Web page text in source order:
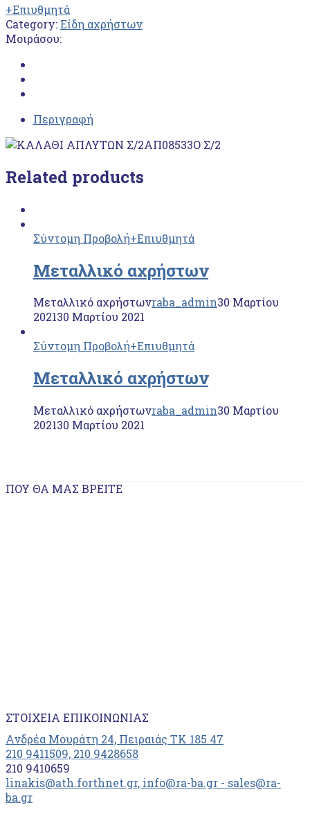
+Επιυθμητά
Category:Είδη αχρήστων
Μοιράσου:
Περιγραφή
ΑΠ08533Ο Σ/2
Related products
Σύντομη Προβολή+Επιυθμητά
Μεταλλικό αχρήστων
Μεταλλικό αχρήστωνraba_admin30 Μαρτίου
202130 Μαρτίου 2021
Σύντομη Προβολή+Επιυθμητά
Μεταλλικό αχρήστων
Μεταλλικό αχρήστωνraba_admin30 Μαρτίου
202130 Μαρτίου 2021
ΠΟΥ ΘΑ ΜΑΣ ΒΡΕΊΤΕ
ΣΤΟΙΧΕΊΑ ΕΠΙΚΟΙΝΩΝΊΑΣ
Ανδρέα Μουράτη 24, Πειραιάς ΤΚ 185 47
210 9411509, 210 9428658
210 9410659
linakis@ath.forthnet.gr, info@ra-ba.gr - sales@ra-
ba.gr